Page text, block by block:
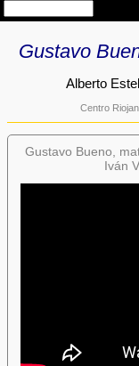
Gustavo
Alberto
Centro
Gustavo Bueno,
Iván